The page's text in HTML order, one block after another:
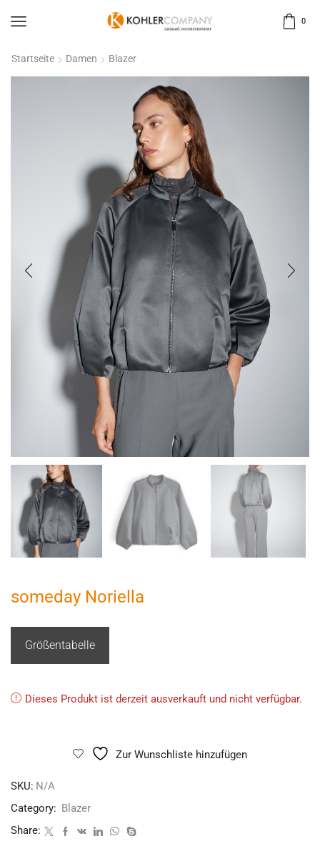
0
Startseite Damen Blazer
someday Noriella
Größentabelle
Dieses Produkt ist derzeit ausverkauft und nicht verfügbar.
Zur Wunschliste hinzufügen
SKU: N/A
Category: Blazer
Share: